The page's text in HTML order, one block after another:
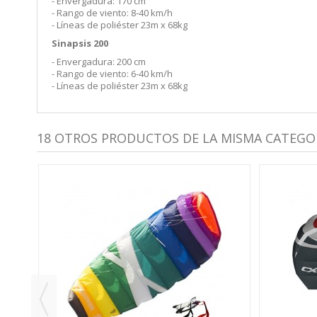
- Rango de viento: 8-40 km/h
- Líneas de poliéster 23m x 68kg
Sinapsis 200
- Envergadura: 200 cm
- Rango de viento: 6-40 km/h
- Líneas de poliéster 23m x 68kg
18 OTROS PRODUCTOS DE LA MISMA